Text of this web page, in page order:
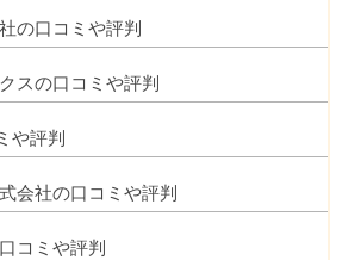
の口コミや評判
スの口コミや評判
や評判
会社の口コミや評判
コミや評判